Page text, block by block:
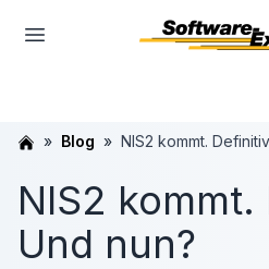
Blog NIS2 kommt.
NIS2 kommt.
Und nun?